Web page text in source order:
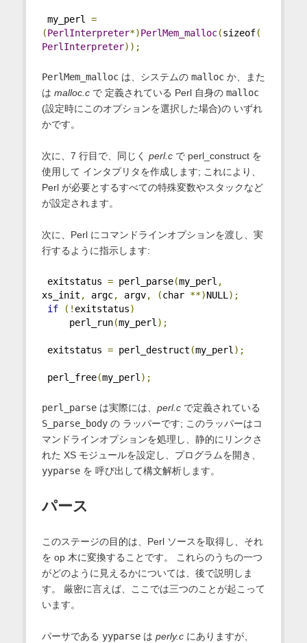
my_perl =
(PerlInterpreter*)PerlMem_malloc(sizeof(
PerlInterpreter));
PerlMem_mallocは、システムの mallocか、また
は malloc.cで 定義されている Perl 自身の malloc
(設定時にこのオプションを選択した場合)の いずれ
かです。
次に、7 行目で、同じく perl.cで perl_construct を
使用して インタプリタを作成します; これにより、
Perl が必要とするすべての特殊変数やスタックなど
が設定されます。
次に、Perl にコマンドラインオプションを渡し、実
行するように指示します:
exitstatus = perl_parse(my_perl ,
xs_init , argc, argv, (char **)NULL );
if
(! exitstatus)
perl_run(my_perl );
exitstatus = perl_destruct (my_perl );
perl_free(my_perl );
perl_parseは実際には、 perl.cで定義されている
S_parse_bodyの ラッパーです; このラッパーはコ
マンドラインオプションを処理し、静的にリンクさ
れた XS モジュールを設定し、プログラムを開き、
yyparseを 呼び出して構文解析します。
パース
このステージの目的は、Perl ソースを取得し、それ
を op 木に変換することです。 これらのうちの一つ
がどのように見えるかについては、後で説明しま
す。 厳密に言えば、ここでは三つのことが起こって
います。
パーサである yyparseは perly.cにありますが、